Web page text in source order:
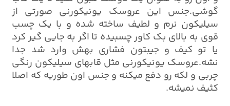
گوشی.جنس این عروسک یونیکورنی صورتی از
سیلیکون نرم و لطیف ساخته شده و با یک چسب
قوی به بالای بک کاور چسبیده تا اگر به جایی گیر کرد
یا تو کیف و جیبتون فشاری بهش وارد شد جدا
نشه.عروسک یونیکورنی مثل قابهای سیلیکون رنگی
چربی و لکه رو دفع میکنه و جنس اون طوریه که اصلا
کثیف نمیشه.